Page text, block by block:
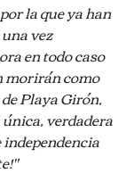
la que ya han
vez
en todo caso
morirán como
Playa Girón,
verdadera